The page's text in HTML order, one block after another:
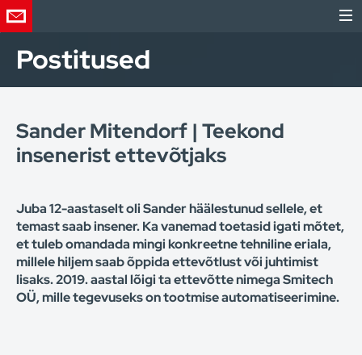
Postitused
Sander Mitendorf | Teekond
insenerist ettevõtjaks
Juba 12-aastaselt oli Sander häälestunud sellele, et
temast saab insener. Ka vanemad toetasid igati mõtet,
et tuleb omandada mingi konkreetne tehniline eriala,
millele hiljem saab õppida ettevõtlust või juhtimist
lisaks. 2019. aastal lõigi ta ettevõtte nimega Smitech
OÜ, mille tegevuseks on tootmise automatiseerimine.